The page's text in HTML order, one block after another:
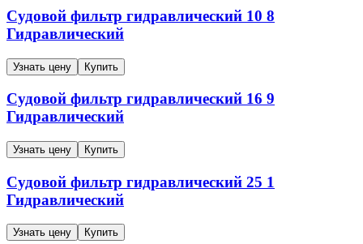
Судовой фильтр гидравлический 10 8
Гидравлический
Узнать цену Купить
Судовой фильтр гидравлический 16 9
Гидравлический
Узнать цену Купить
Судовой фильтр гидравлический 25 1
Гидравлический
Узнать цену Купить